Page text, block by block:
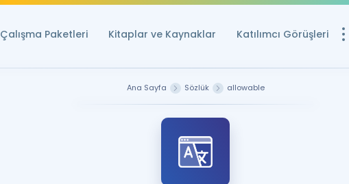
Çalışma Paketleri Kitaplar ve Kaynaklar Katılımcı Görüşleri
Ana Sayfa Sözlük allowable